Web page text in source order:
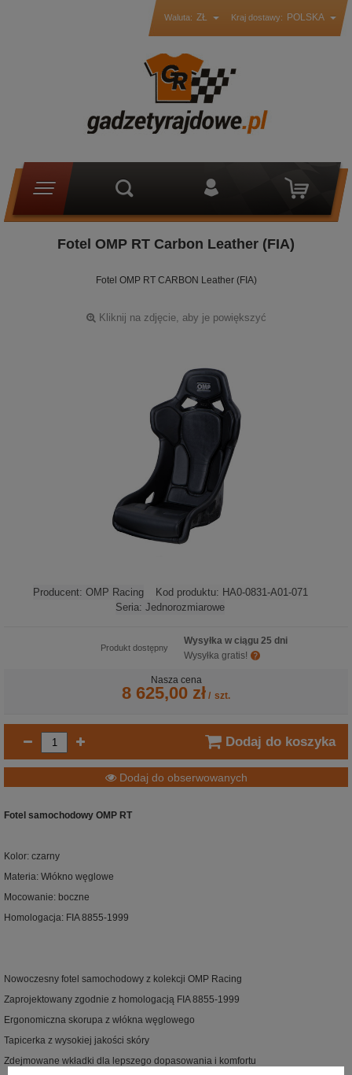
Waluta: ZŁ Kraj dostawy: POLSKA
Fotel OMP RT Carbon Leather (FIA)
Fotel OMP RT CARBON Leather (FIA)
Kliknij na zdjęcie, aby je powiększyć
Producent: OMP Racing Kod produktu: HA0-0831-A01-071
Seria: Jednorozmiarowe
Produkt dostępny
Wysyłka w ciągu 25 dni
Wysyłka gratis!
Nasza cena
8 625,00 zł / szt.
Dodaj do koszyka
Dodaj do obserwowanych
Fotel samochodowy OMP RT
Kolor: czarny
Materia: Włókno węglowe
Mocowanie: boczne
Homologacja: FIA 8855-1999
Nowoczesny fotel samochodowy z kolekcji OMP Racing
Zaprojektowany zgodnie z homologacją FIA 8855-1999
Ergonomiczna skorupa z włókna węglowego
Tapicerka z wysokiej jakości skóry
Zdejmowane wkładki dla lepszego dopasowania i komfortu